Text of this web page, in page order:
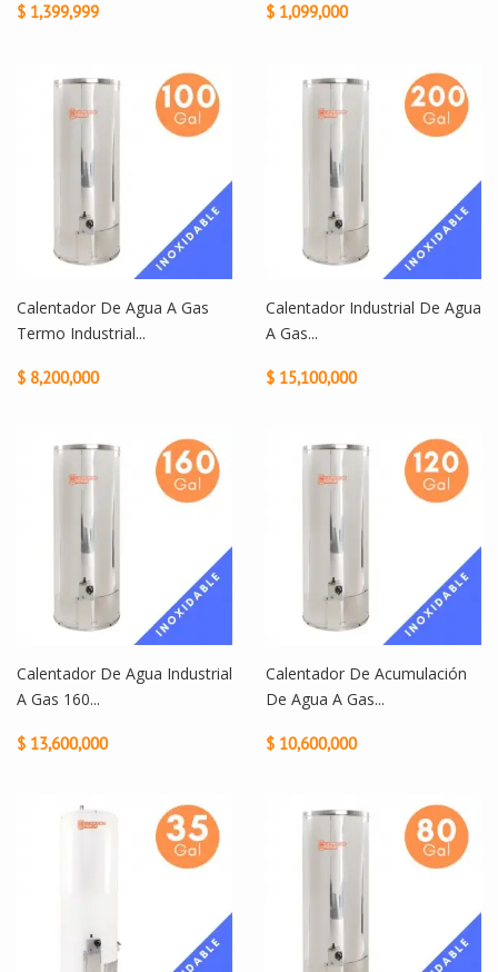
$ 1,399,999 $ 1,099,000
Calentador De Agua A Gas
Termo Industrial...
$ 8,200,000
Calentador Industrial De Agua
A Gas...
$ 15,100,000
Calentador De Agua Industrial
A Gas 160...
$ 13,600,000
Calentador De Acumulación
De Agua A Gas...
$ 10,600,000